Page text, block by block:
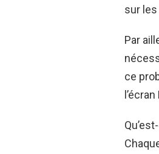
sur
Par
ce